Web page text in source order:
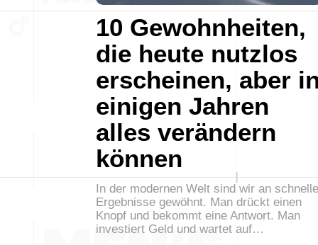
10 Gewohnheiten,
die heute nutzlos
erscheinen, aber
einigen Jahren
alles verändern
können
In der modernen Welt sind wir an schnelle
Ergebnisse gewöhnt. Man drückt einen
Knopf und bekommt eine Antwort. Man
investiert Geld und wartet auf…